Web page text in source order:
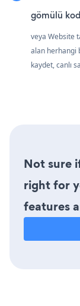
gömülü
veya Website
alan herhangi
kaydet, canlı
Not sure
right for
features